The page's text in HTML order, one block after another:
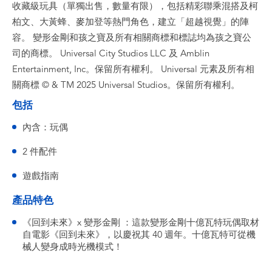
收藏級玩具（單獨出售，數量有限），包括精彩聯乘混搭及柯
柏文、大黃蜂、麥加登等熱門角色，建立「超越視覺」的陣
容。 變形金剛和孩之寶及所有相關商標和標誌均為孩之寶公
司的商標。 Universal City Studios LLC 及 Amblin
Entertainment, Inc。保留所有權利。 Universal 元素及所有相
關商標 © & TM 2025 Universal Studios。保留所有權利。
包括
內含：玩偶
2 件配件
遊戲指南
產品特色
《回到未來》x 變形金剛 ：這款變形金剛十億瓦特玩偶取材
自電影《回到未來》，以慶祝其 40 週年。十億瓦特可從機
械人變身成時光機模式！